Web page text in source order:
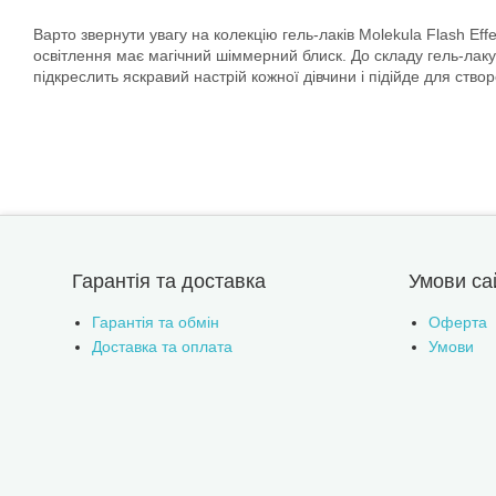
Варто звернути увагу на колекцію гель-лаків Molekula Flash
освітлення має магічний шіммерний блиск. До складу гель-
підкреслить яскравий настрій кожної дівчини і підійде для
Гарантія та доставка
Гарантія та обмін
Доставка та оплата
Умови
Оферта
Умови